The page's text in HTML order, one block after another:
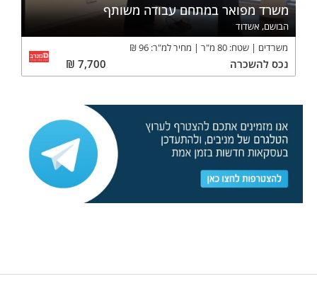
משרד מפואר במתחם עבודה משותף
הבושם, אשדוד
משרדים
שטח: 80 מ"ר מחיר למ"ר: 96
₪
נכס להשכרה 7,700
₪